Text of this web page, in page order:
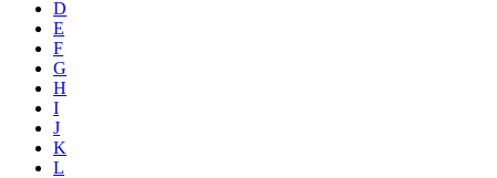
D
E
F
G
H
I
J
K
L